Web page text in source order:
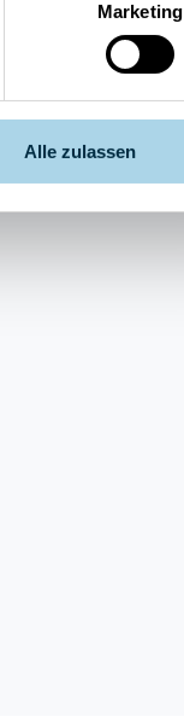
Marketing
Alle zulassen